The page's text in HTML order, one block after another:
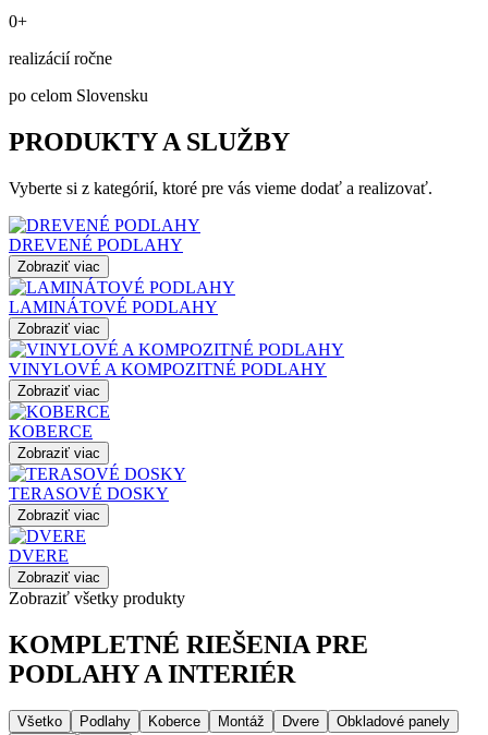
0+
realizácií ročne
po celom Slovensku
PRODUKTY A SLUŽBY
Vyberte si z kategórií, ktoré pre vás vieme dodať a realizovať.
DREVENÉ PODLAHY
Zobraziť viac
LAMINÁTOVÉ PODLAHY
Zobraziť viac
VINYLOVÉ A KOMPOZITNÉ PODLAHY
Zobraziť viac
KOBERCE
Zobraziť viac
TERASOVÉ DOSKY
Zobraziť viac
DVERE
Zobraziť viac
Zobraziť všetky produkty
KOMPLETNÉ RIEŠENIA PRE
PODLAHY A INTERIÉR
Všetko Podlahy Koberce Montáž Dvere
Obkladové panely